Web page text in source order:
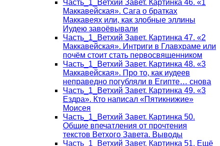
Часть_1_Ветхий Завет. Картинка 46. «1
Маккавейская». Сага о братках
Маккавеях или, как злобные эллины
Иудею завоёвывали
Часть_1_Ветхий Завет. Картинка 47. «2
Маккавейская». Интриги в Главхраме или
почём стоит стать первосвященником
Часть_1_Ветхий Завет. Картинка 48. «3
Маккавейская». Про то, как иудеев
неправедно погубляли в Египте… снова
Часть_1_Ветхий Завет. Картинка 49. «3
Ездра». Кто написал «Пятикнижие»
Моисея
Часть_1_Ветхий Завет. Картинка 50.
Общие впечатления от прочтения
текстов Ветхого Завета. Выводы
Часть_1_Ветхий Завет. Картинка 51. Ещё